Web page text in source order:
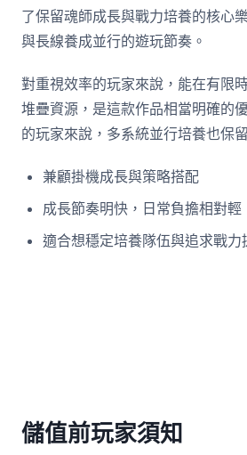
了保留魂師成長與戰力培養的核心
與長線養成並行的遊玩節奏。
對重視效率的玩家來說，能在有限
堆疊資源，是這款作品相當明確的
的玩家來說，多系統並行培養也保
兼顧掛機成長與策略搭配
成長節奏明快，日常負擔相對輕
適合想穩定培養隊伍與追求戰力
儲值前玩家須知